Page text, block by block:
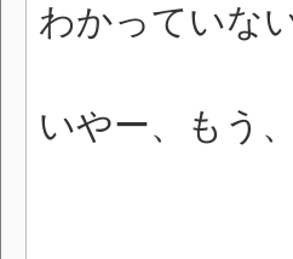
わかっていな
いやー、もう